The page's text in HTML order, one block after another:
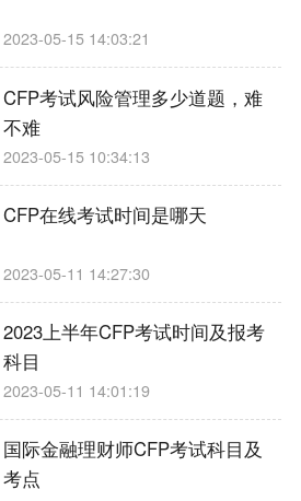
2023-05-15 14:03:21
CFP考试风险管理多少道题，难
不难
2023-05-15 10:34:13
CFP在线考试时间是哪天
2023-05-11 14:27:30
2023上半年CFP考试时间及报考
科目
2023-05-11 14:01:19
国际金融理财师CFP考试科目及
考点